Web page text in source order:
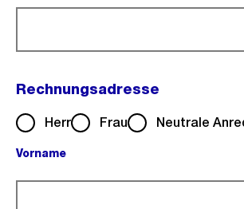
Rechnungsadresse
Herr Frau Neutrale
Vorname